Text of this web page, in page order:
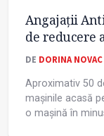
Angajații
de reducere
DE DORINA NOVAC
Aproximativ 50
mașinile acasă
o mașină în